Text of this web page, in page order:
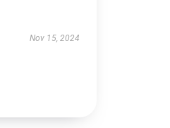
Nov 15, 2024